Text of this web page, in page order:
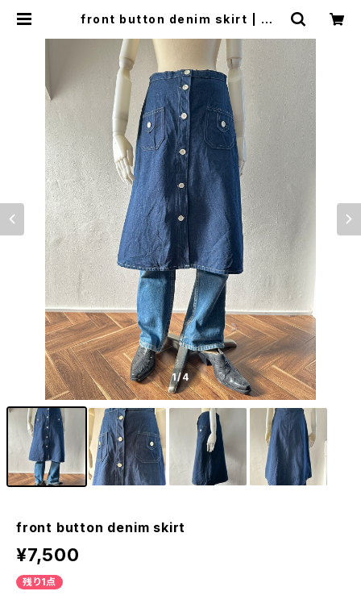
front button denim skirt | wo
1/4
front button denim skirt
¥7,500
残り1点